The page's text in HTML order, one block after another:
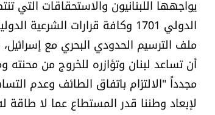
يواجهها اللبنانيون والاستحقاقات التي
الدولي 1701 وكافة قرارات
ملف الترسيم الحدودي البحري مع
أن تساعد لبنان وتؤازره للخروج من محنته
مجدداً "الالتزام باتفاق الطائف وعدم
لإبعاد وطننا قدر المستطاع عما لا طاقة